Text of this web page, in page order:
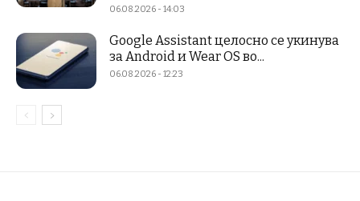
06.08.2026 - 14:03
Google Assistant целосно се укинува
за Android и Wear OS во...
06.08.2026 - 12:23